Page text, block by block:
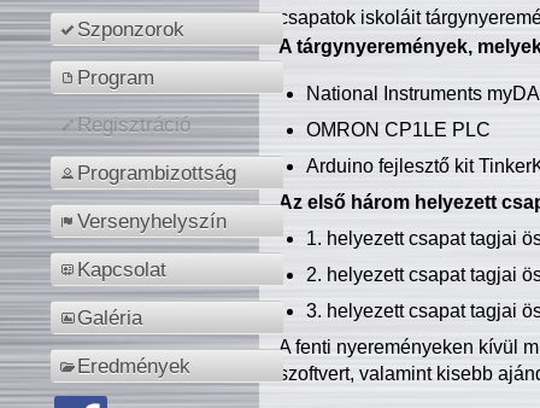
Szponzorok
Program
Regisztráció
Programbizottság
Versenyhelyszín
Kapcsolat
Galéria
Eredmények
csapatok iskoláit
A tárgynyeremények,
National Instruments
OMRON CP1LE PLC
Arduino fejlesztő kit
Az első három helyezett
1. helyezett csapat tagjai
2. helyezett csapat tagjai
3. helyezett csapat tagjai
A fenti nyereményeken kívül
szoftvert, valamint kisebb